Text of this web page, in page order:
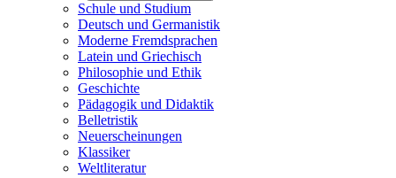
Schule und Studium
Deutsch und Germanistik
Moderne Fremdsprachen
Latein und Griechisch
Philosophie und Ethik
Geschichte
Pädagogik und Didaktik
Belletristik
Neuerscheinungen
Klassiker
Weltliteratur